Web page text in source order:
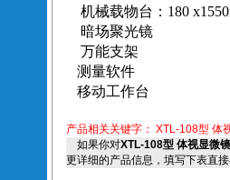
机械载物台： 180
暗场聚光镜
万能支架
测量软件
移动工作台
产品相关关键字： XTL-108型 体
如果你对XTL-108型 体视显微
更详细的产品信息，填写下表直